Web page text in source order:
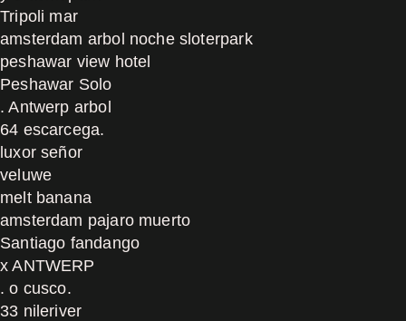
Tripoli mar
amsterdam arbol noche sloterpark
peshawar view hotel
Peshawar Solo
. Antwerp arbol
64 escarcega.
luxor señor
veluwe
melt banana
amsterdam pajaro muerto
Santiago fandango
x ANTWERP
. o cusco.
33 nileriver